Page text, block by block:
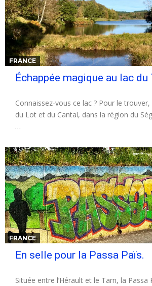
FRANCE
Échappée magique au lac du
Connaissez-vous ce lac ? Pour le
du Lot et du Cantal, dans la région du
…
FRANCE
En selle pour la Passa Païs.
Située entre l’Hérault et le Tarn, la